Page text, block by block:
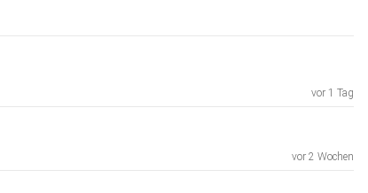
vor 1 Tag
vor 2 Wochen